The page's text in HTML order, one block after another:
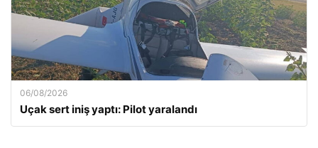
06/08/2026
Uçak sert iniş yaptı: Pilot yaralandı